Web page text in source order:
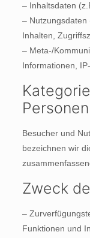
– Inhaltsdaten
– Nutzungsdaten
Inhalten,
– Meta-/
Informationen,
Personen
Besucher und
bezeichnen wir
Zweck
–
Funktionen und